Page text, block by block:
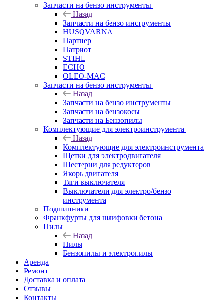
Запчасти на бензо инструменты
Назад
Запчасти на бензо инструменты
HUSQVARNA
Партнер
Патриот
STIHL
ECHO
OLEO-MAC
Запчасти на бензо инструменты
Назад
Запчасти на бензо инструменты
Запчасти на бензокосы
Запчасти на Бензопилы
Комплектующие для электроинструмента
Назад
Комплектующие для электроинструмента
Щетки для электродвигателя
Шестерни для редукторов
Якорь двигателя
Тяги выключателя
Выключатели для электро/бензо
инструмента
Подшипники
Франкфурты для шлифовки бетона
Пилы
Назад
Пилы
Бензопилы и электропилы
Аренда
Ремонт
Доставка и оплата
Отзывы
Контакты